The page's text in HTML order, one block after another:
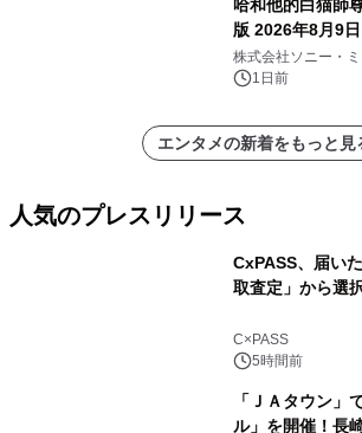
哈和他的白猫師
版 2026年8月9
開始
株式会社ソニー・
ンズ1日前
エンタメの新着をもっと見
人気のプレスリリース
CxPASS、届い
取査定」から選
C×PASS
5時間前
「ＪＡタウン」
ル」を開催！長